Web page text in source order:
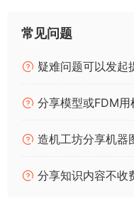
常见问题
疑难问题可以发起
分享模型或FDM用
造机工坊分享机器
分享知识内容不收